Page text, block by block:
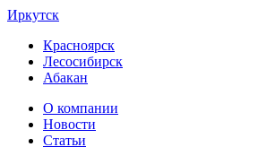
Иркутск
Красноярск
Лесосибирск
Абакан
О компании
Новости
Статьи